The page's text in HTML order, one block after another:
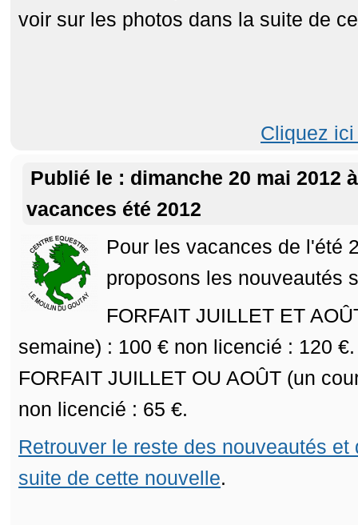
voir sur les photos dans la suite de
Cliquez
Publié le : dimanche 20 mai 2012
vacances été 2012
Pour les vacances de l'été
proposons les nouveautés
FORFAIT JUILLET ET
semaine) : 100 € non licencié : 120 €.
FORFAIT JUILLET OU AOÛT (un
non licencié : 65 €.
Retrouver le reste des nouveautés et
suite de cette nouvelle.